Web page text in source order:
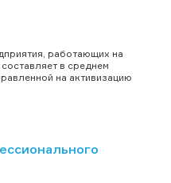
работающих на
в среднем
на активизацию